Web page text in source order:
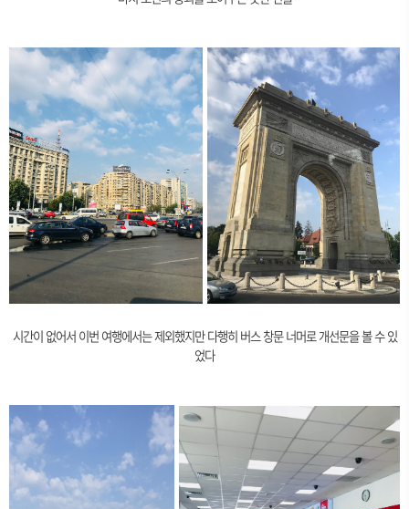
시간이 없어서 이번 여행에서는 제외했지만 다행히 버스 창문 너머로 개선문을 볼 수 있
었다